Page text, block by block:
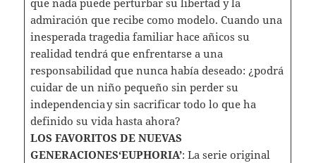
que nada puede perturbar su libertad y la
admiración que recibe como modelo. Cuando una
inesperada tragedia familiar hace añicos su
realidad tendrá que enfrentarse a una
responsabilidad que nunca había deseado: ¿podrá
cuidar de un niño pequeño sin perder su
independencia y sin sacrificar todo lo que ha
definido su vida hasta ahora?
LOS FAVORITOS DE NUEVAS
GENERACIONES‘EUPHORIA’: La serie original